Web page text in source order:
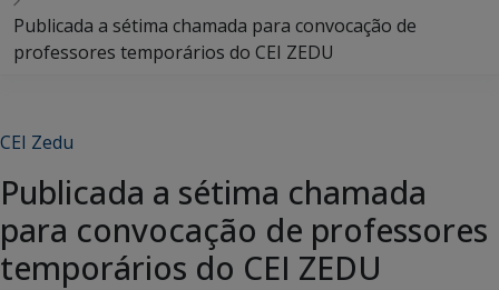
Publicada a sétima chamada para convocação de
professores temporários do CEI ZEDU
CEI Zedu
Publicada a sétima chamada
para convocação de professores
temporários do CEI ZEDU